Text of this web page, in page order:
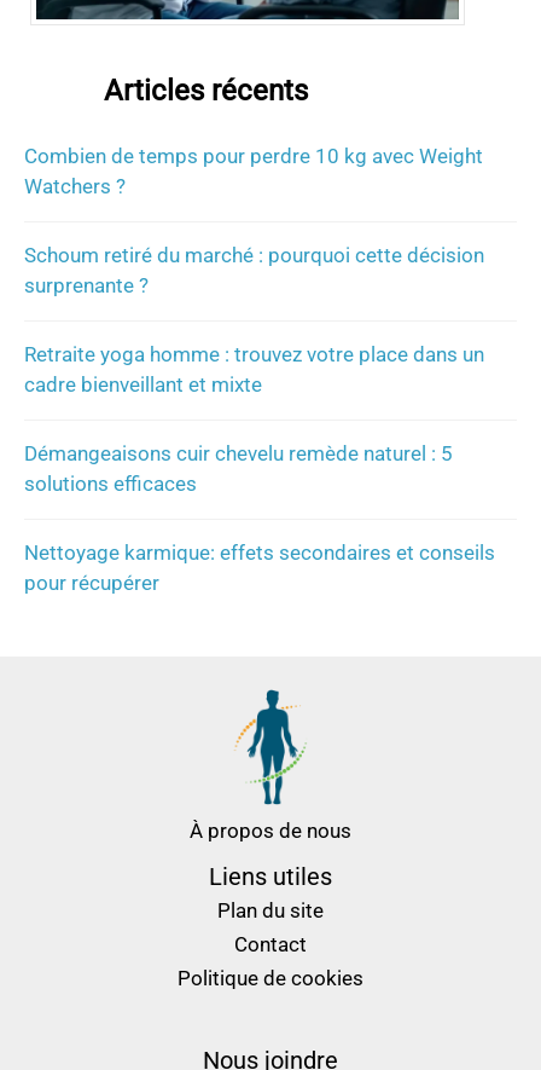
Articles récents
Combien de temps pour perdre 10 kg avec Weight
Watchers ?
Schoum retiré du marché : pourquoi cette décision
surprenante ?
Retraite yoga homme : trouvez votre place dans un
cadre bienveillant et mixte
Démangeaisons cuir chevelu remède naturel : 5
solutions efficaces
Nettoyage karmique: effets secondaires et conseils
pour récupérer
À propos de nous
Liens utiles
Plan du site
Contact
Politique de cookies
Nous joindre